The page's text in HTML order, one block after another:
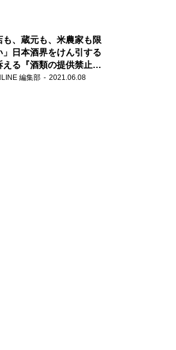
も、蔵元も、米農家も限
」日本酒界をけん引する
える『酒類の提供禁止』
撃
編集部 2021.06.08